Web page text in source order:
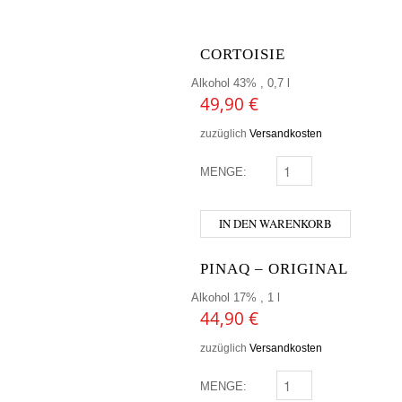
CORTOISIE
Alkohol 43% , 0,7 l
49,90 €
zuzüglich Versandkosten
MENGE: CORTOISIE MENGE
IN DEN WARENKORB
PINAQ – ORIGINAL
Alkohol 17% , 1 l
44,90 €
zuzüglich Versandkosten
MENGE: PINAQ - ORIGINAL